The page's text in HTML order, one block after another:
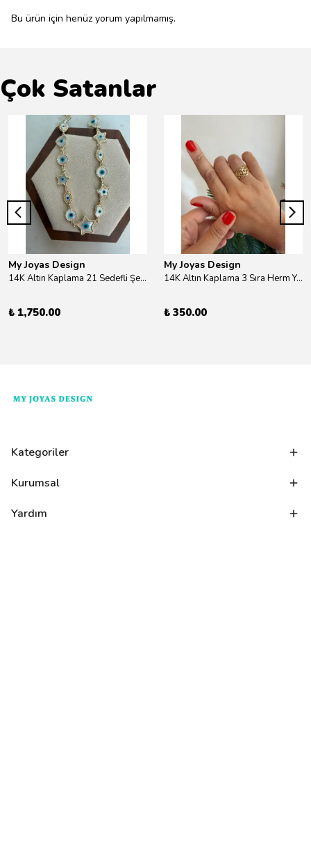
Bu ürün için henüz yorum yapılmamış.
Çok Satanlar
My Joyas Design
14K Altın Kaplama 21 Sedefli Şekiller Kolye 46cm
₺ 1,750.00
My Joyas Design
14K Altın Kaplama 3 Sıra Herm Yüzük Gold
₺ 350.00
Kategoriler
Kurumsal
Yardım